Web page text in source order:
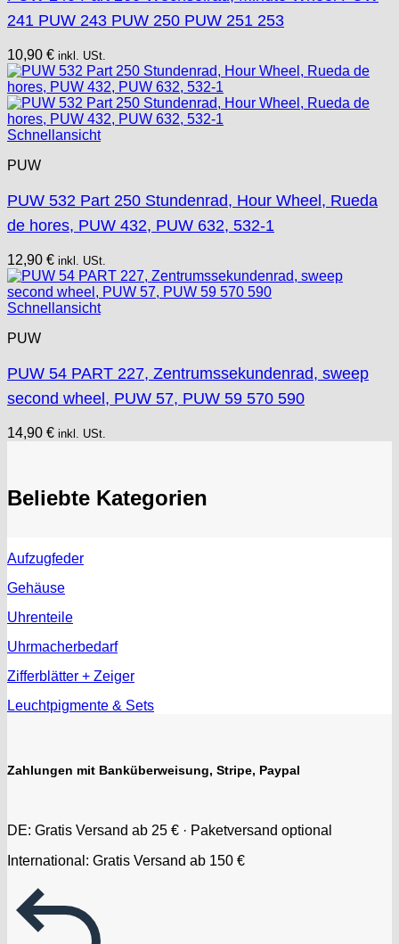
241 PUW 243 PUW 250 PUW 251 253
10,90 € inkl. USt.
Schnellansicht
PUW
PUW 532 Part 250 Stundenrad, Hour Wheel, Rueda
de hores, PUW 432, PUW 632, 532-1
12,90 € inkl. USt.
Schnellansicht
PUW
PUW 54 PART 227, Zentrumssekundenrad, sweep
second wheel, PUW 57, PUW 59 570 590
14,90 € inkl. USt.
Beliebte Kategorien
Aufzugfeder
Gehäuse
Uhrenteile
Uhrmacherbedarf
Zifferblätter + Zeiger
Leuchtpigmente & Sets
Zahlungen mit Banküberweisung, Stripe, Paypal
DE: Gratis Versand ab 25 € · Paketversand optional
International: Gratis Versand ab 150 €